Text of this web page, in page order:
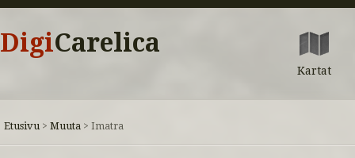
DigiCarelica
Kartat
Etusivu > Muuta > Imatra